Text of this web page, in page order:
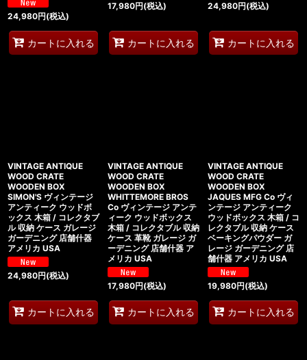
24,980円(税込)
カートに入れる
17,980円(税込)
カートに入れる
24,980円(税込)
カートに入れる
VINTAGE ANTIQUE
WOOD CRATE
WOODEN BOX
SIMON'S ヴィンテージ
アンティーク ウッドボ
ックス 木箱 / コレクタブ
ル 収納 ケース ガレージ
ガーデニング 店舗什器
アメリカ USA
24,980円(税込)
カートに入れる
VINTAGE ANTIQUE
WOOD CRATE
WOODEN BOX
WHITTEMORE BROS
Co ヴィンテージ アンテ
ィーク ウッドボックス
木箱 / コレクタブル 収納
ケース 革靴 ガレージ ガ
ーデニング 店舗什器 ア
メリカ USA
17,980円(税込)
カートに入れる
VINTAGE ANTIQUE
WOOD CRATE
WOODEN BOX
JAQUES MFG Co ヴィ
ンテージ アンティーク
ウッドボックス 木箱 / コ
レクタブル 収納 ケース
ベーキングパウダー ガ
レージ ガーデニング 店
舗什器 アメリカ USA
19,980円(税込)
カートに入れる